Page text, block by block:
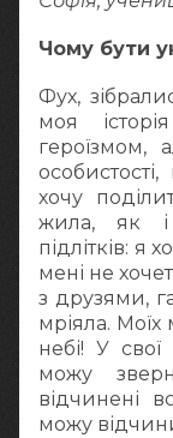
Чому бути
Фух,
моя
героїзмом,
хочу
жила, як і
підлітків: я
мені не
з друзями,
мріяла. Моїх
небі! У
можу
відчинені
можу